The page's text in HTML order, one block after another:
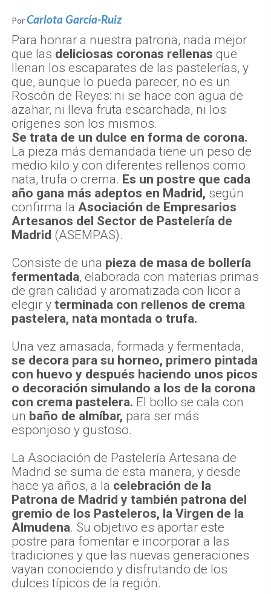
PorCarlota García-Ruiz
Para honrar a nuestra patrona, nada mejor
que las deliciosas coronas rellenas que
llenan los escaparates de las pastelerías, y
que, aunque lo pueda parecer, no es un
Roscón de Reyes: ni se hace con agua de
azahar, ni lleva fruta escarchada, ni los
orígenes son los mismos.
Se trata de un dulce en forma de corona.
La pieza más demandada tiene un peso de
medio kilo y con diferentes rellenos como
nata, trufa o crema. Es un postre que cada
año gana más adeptos en Madrid, según
confirma la Asociación de Empresarios
Artesanos del Sector de Pastelería de
Madrid (ASEMPAS).
Consiste de una pieza de masa de bollería
fermentada, elaborada con materias primas
de gran calidad y aromatizada con licor a
elegir y terminada con rellenos de crema
pastelera, nata montada o trufa.
Una vez amasada, formada y fermentada,
se decora para su horneo, primero pintada
con huevo y después haciendo unos picos
o decoración simulando a los de la corona
con crema pastelera. El bollo se cala con
un baño de almíbar, para ser más
esponjoso y gustoso.
La Asociación de Pastelería Artesana de
Madrid se suma de esta manera, y desde
hace ya años, a la celebración de la
Patrona de Madrid y también patrona del
gremio de los Pasteleros, la Virgen de la
Almudena. Su objetivo es aportar este
postre para fomentar e incorporar a las
tradiciones y que las nuevas generaciones
vayan conociendo y disfrutando de los
dulces típicos de la región.